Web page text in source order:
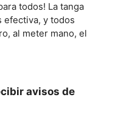
todos! La tanga
efectiva, y todos
al meter mano, el
avisos de